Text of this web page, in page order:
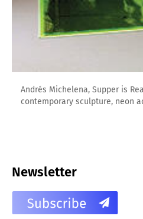
Andrés Michelena, Supper is
contemporary sculpture, neon
Newsletter